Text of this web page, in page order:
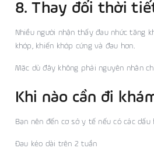
8. Thay đổi thời
Nhiều người nhận thấy đau nhức tăng
khớp, khiến khớp cứng và đau hơn.
Mặc dù đây không phải nguyên nhân
Khi nào cần đi
Bạn nên đến cơ sở y tế nếu có các dấu
Đau kéo dài trên 2 tuần